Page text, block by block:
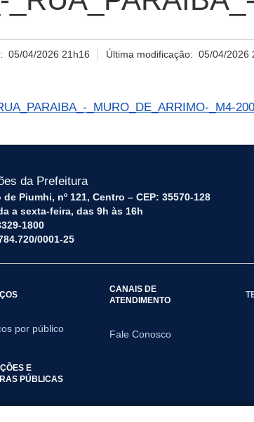
05/04/2026 21h16 Última modificação:05/04/2026
_MURO_DE_ARRIMO-_M4-
da Prefeitura
de Piumhi, nº 121, Centro – CEP: 35570-128
a sexta-feira, das 9h às 16h
1800
0001-25
por público
CANAIS DE
ATENDIMENTO
Fale Conosco
E
PÚBLICAS